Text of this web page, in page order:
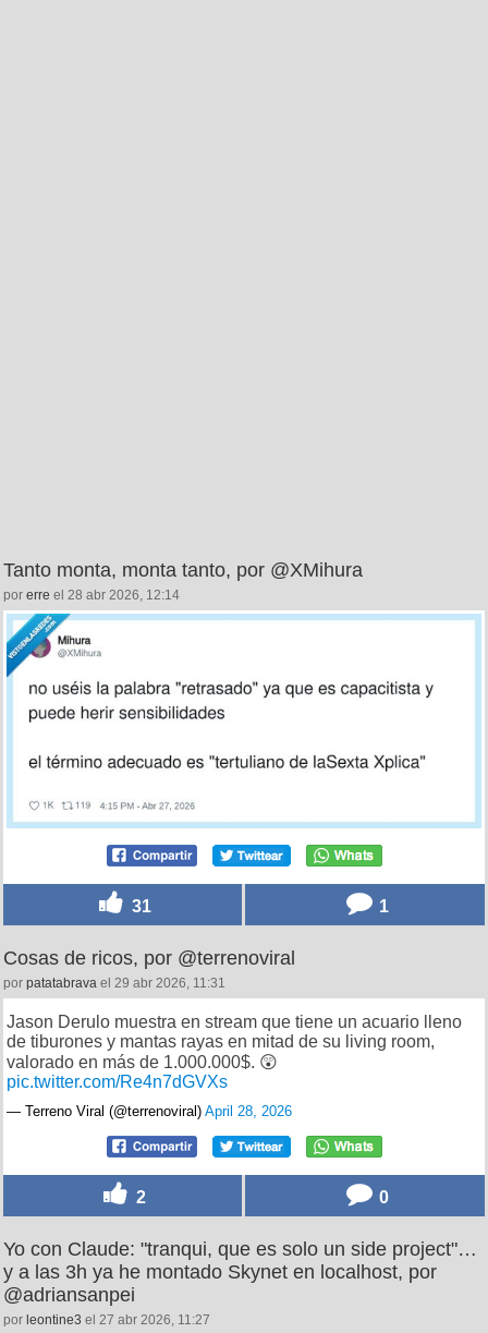
Tanto monta, monta tanto, por @XMihura
por erre el 28 abr 2026, 12:14
31 1
Cosas de ricos, por @terrenoviral
por patatabrava el 29 abr 2026, 11:31
Jason Derulo muestra en stream que tiene un acuario lleno
de tiburones y mantas rayas en mitad de su living room,
valorado en más de 1.000.000$.​​​​​​​​​​​​​​​​ 😲
pic.twitter.com/Re4n7dGVXs
— Terreno Viral (@terrenoviral) April 28, 2026
2 0
Yo con Claude: "tranqui, que es solo un side project"…
y a las 3h ya he montado Skynet en localhost, por
@adriansanpei
por leontine3 el 27 abr 2026, 11:27